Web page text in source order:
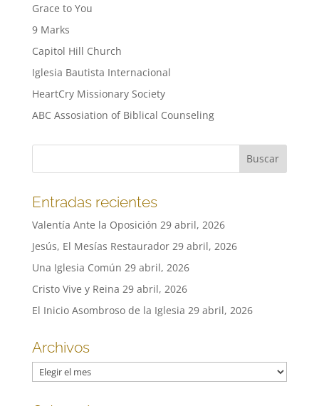
Grace to You
9 Marks
Capitol Hill Church
Iglesia Bautista Internacional
HeartCry Missionary Society
ABC Assosiation of Biblical Counseling
Entradas recientes
Valentía Ante la Oposición 29 abril, 2026
Jesús, El Mesías Restaurador 29 abril, 2026
Una Iglesia Común 29 abril, 2026
Cristo Vive y Reina 29 abril, 2026
El Inicio Asombroso de la Iglesia 29 abril, 2026
Archivos
Archivos